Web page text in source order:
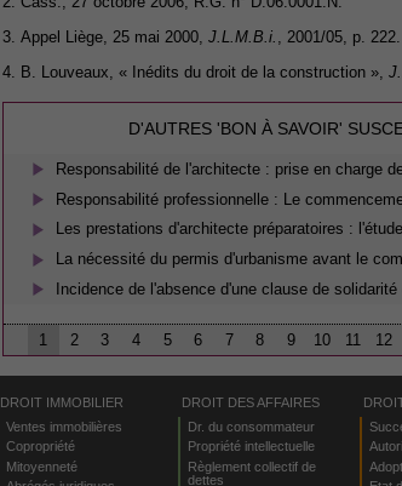
3. Appel Liège, 25 mai 2000, J.L.M.B.i.
, 2001/05, p. 222.
4. B. Louveaux, « Inédits du droit de la construction »,
D'AUTRES 'BON À SAVOIR'
Responsabilité de l'architecte : prise en charge
Responsabilité professionnelle : Le
Les prestations d'architecte préparatoires :
La nécessité du permis d'urbanisme avant le
Incidence de l'absence d'une clause de
1 2 3 4 5 6 7 8 9 10 11 12
DROIT IMMOBILIER
Ventes immobilières
Copropriété
Mitoyenneté
DROIT DES AFFAIRES
Dr. du consommateur
Propriété intellectuelle
Règlement collectif de
dettes